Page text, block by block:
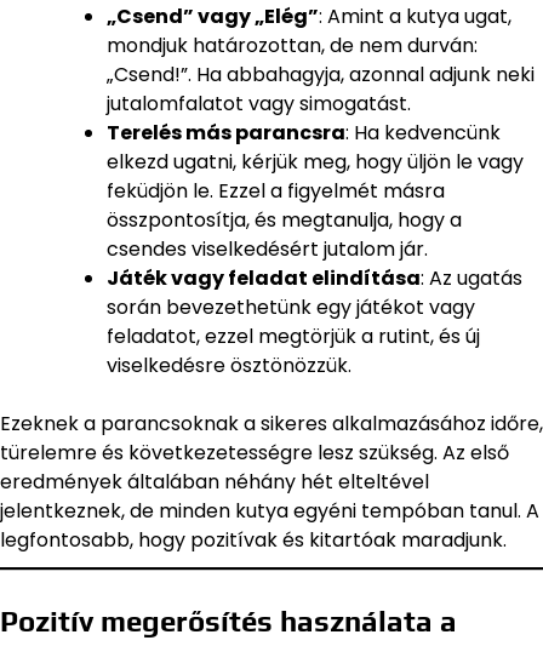
„Csend” vagy „Elég”: Amint a kutya ugat,
mondjuk határozottan, de nem durván:
„Csend!”. Ha abbahagyja, azonnal adjunk neki
jutalomfalatot vagy simogatást.
Terelés más parancsra: Ha kedvencünk
elkezd ugatni, kérjük meg, hogy üljön le vagy
feküdjön le. Ezzel a figyelmét másra
összpontosítja, és megtanulja, hogy a
csendes viselkedésért jutalom jár.
Játék vagy feladat elindítása: Az ugatás
során bevezethetünk egy játékot vagy
feladatot, ezzel megtörjük a rutint, és új
viselkedésre ösztönözzük.
Ezeknek a parancsoknak a sikeres alkalmazásához időre,
türelemre és következetességre lesz szükség. Az első
eredmények általában néhány hét elteltével
jelentkeznek, de minden kutya egyéni tempóban tanul. A
legfontosabb, hogy pozitívak és kitartóak maradjunk.
Pozitív megerősítés használata a